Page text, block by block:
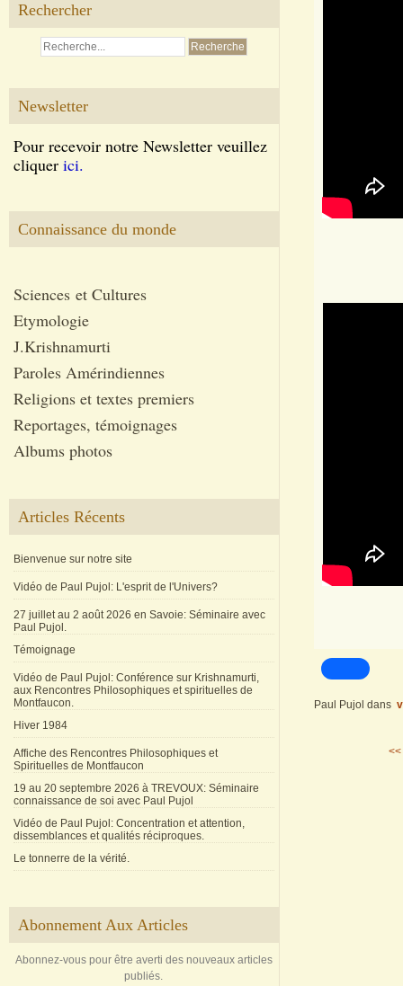
Rechercher
Newsletter
Pour recevoir notre Newsletter veuillez
cliquer ici.
Connaissance du monde
Sciences et Cultures
Etymologie
J.Krishnamurti
Paroles Amérindiennes
Religions et textes premiers
Reportages, témoignages
Albums photos
Articles Récents
Bienvenue sur notre site
Vidéo de Paul Pujol: L'esprit de l'Univers?
27 juillet au 2 août 2026 en Savoie: Séminaire avec
Paul Pujol.
Témoignage
Vidéo de Paul Pujol: Conférence sur Krishnamurti,
aux Rencontres Philosophiques et spirituelles de
Montfaucon.
Hiver 1984
Affiche des Rencontres Philosophiques et
Spirituelles de Montfaucon
19 au 20 septembre 2026 à TREVOUX: Séminaire
connaissance de soi avec Paul Pujol
Vidéo de Paul Pujol: Concentration et attention,
dissemblances et qualités réciproques.
Le tonnerre de la vérité.
Abonnement Aux Articles
Abonnez-vous pour être averti des nouveaux articles
publiés.
Paul Pujol dans